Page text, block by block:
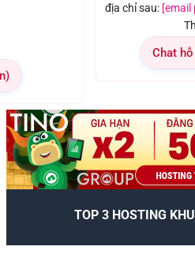
địa chỉ sau: [email
Chat
TOP 3 HOSTING